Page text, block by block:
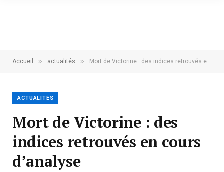
Accueil » actualités » Mort de Victorine : des indices retrouvés en cours d’analyse
ACTUALITÉS
Mort de Victorine : des
indices retrouvés en cours
d’analyse